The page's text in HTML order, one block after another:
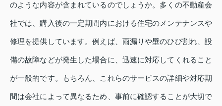
のような内容が含まれているのでしょうか。多くの不動産会
社では、購入後の一定期間内における住宅のメンテナンスや
修理を提供しています。例えば、雨漏りや壁のひび割れ、設
備の故障などが発生した場合に、迅速に対応してくれること
が一般的です。もちろん、これらのサービスの詳細や対応期
間は会社によって異なるため、事前に確認することが大切で